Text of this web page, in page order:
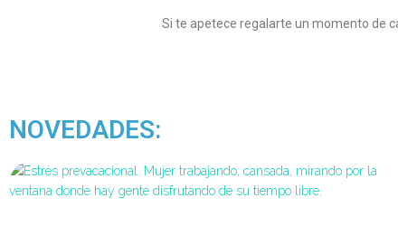
Si te apetece regalarte un momento de
NOVEDADES: